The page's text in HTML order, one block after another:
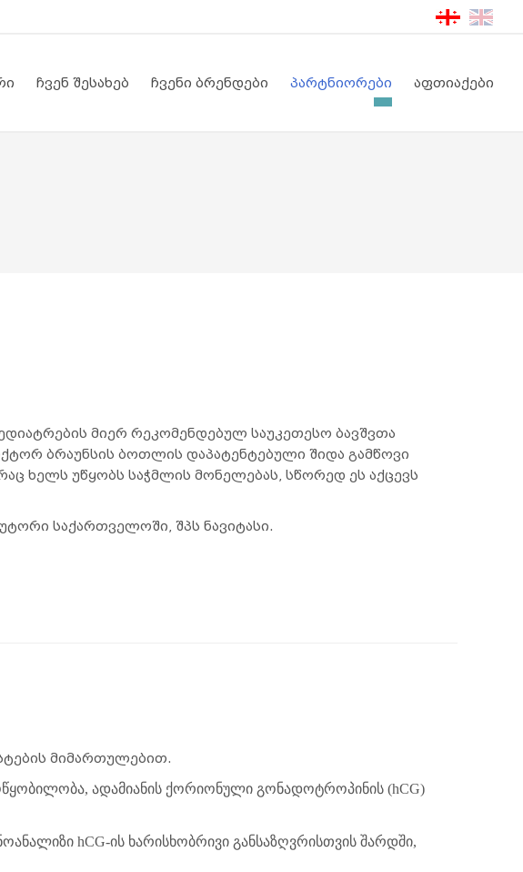
ჩვენ შესახებ ჩვენი ბრენდები პარტნიორები აფთიაქები
მიერ რეკომენდებულ საუკეთესო ბავშვთა
ბრაუნსის ბოთლის დაპატენტებული შიდა გამწოვი
ხელს უწყობს საჭმლის მონელებას, სწორედ ეს აქცევს
საქართველოში, შპს ნავიტასი.
მიმართულებით.
ადამიანის ქორიონული გონადოტროპინის (hCG)
hCG-ის ხარისხობრივი განსაზღვრისთვის შარდში,